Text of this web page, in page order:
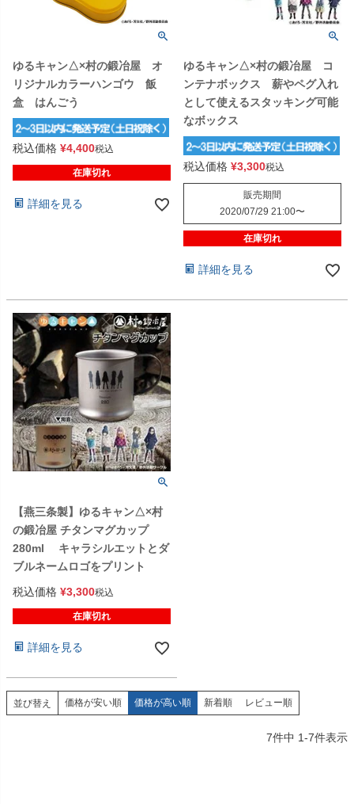
ゆるキャン△×村の鍛冶屋 オ
リジナルカラーハンゴウ 飯
盒 はんごう
税込価格 ¥4,400税込
在庫切れ
詳細を見る
ゆるキャン△×村の鍛冶屋 コ
ンテナボックス 薪やペグ入れ
として使えるスタッキング可能
なボックス
税込価格 ¥3,300税込
販売期間
2020/07/29 21:00〜
在庫切れ
詳細を見る
【燕三条製】ゆるキャン△×村
の鍛冶屋 チタンマグカップ
280ml キャラシルエットとダ
ブルネームロゴをプリント
税込価格 ¥3,300税込
在庫切れ
詳細を見る
並び替え 価格が安い順 価格が高い順 新着順 レビュー順
7件中 1-7件表示